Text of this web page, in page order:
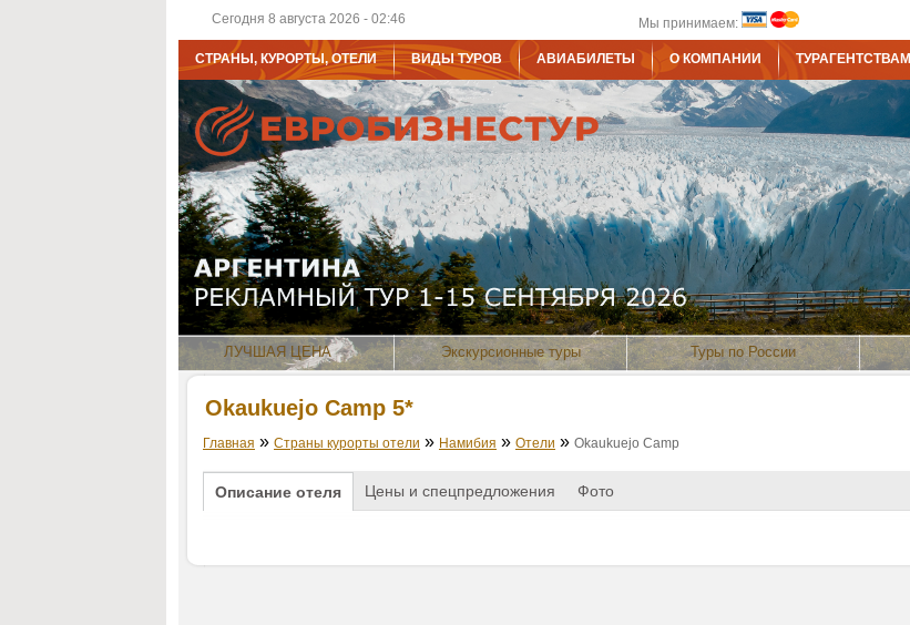
Сегодня 8 августа 2026 - 02:46 Мы принимаем:
СТРАНЫ, КУРОРТЫ, ОТЕЛИ ВИДЫ ТУРОВ АВИАБИЛЕТЫ О КОМПАНИИ ТУРАГЕНТСТВАМ
ЛУЧШАЯ ЦЕНА Экскурсионные туры Туры по России
Okaukuejo Camp 5*
Главная » Страны курорты отели » Намибия » Отели » Okaukuejo Camp
Описание отеля Цены и спецпредложения Фото